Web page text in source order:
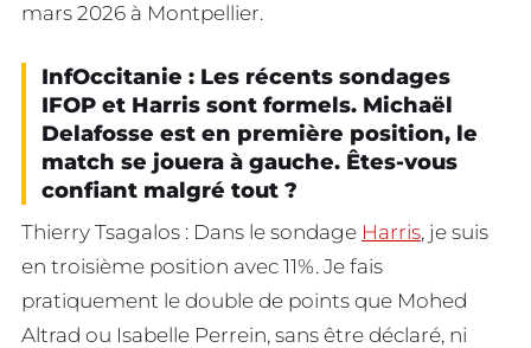
mars 2026 à Montpellier.
InfOccitanie : Les récents sondages
IFOP et Harris sont formels. Michaël
Delafosse est en première position, le
match se jouera à gauche. Êtes-vous
confiant malgré tout ?
Thierry Tsagalos : Dans le sondage Harris, je suis
en troisième position avec 11%. Je fais
pratiquement le double de points que Mohed
Altrad ou Isabelle Perrein, sans être déclaré, ni